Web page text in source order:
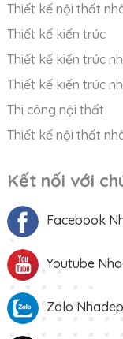
Thiết kế nội thất
Thiết kế kiến trúc
Thiết kế kiến trúc
Thiết kế kiến trúc
Thi công nội thất
Thiết kế nội thất
Kết nối với
Facebook
Youtube
Zalo